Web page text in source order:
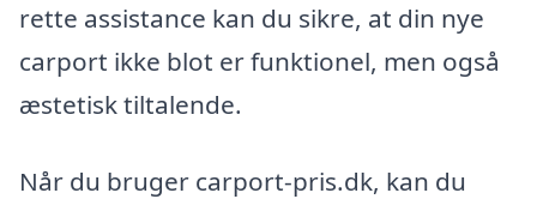
rette assistance kan du sikre, at din nye
carport ikke blot er funktionel, men også
æstetisk tiltalende.
Når du bruger carport-pris.dk, kan du